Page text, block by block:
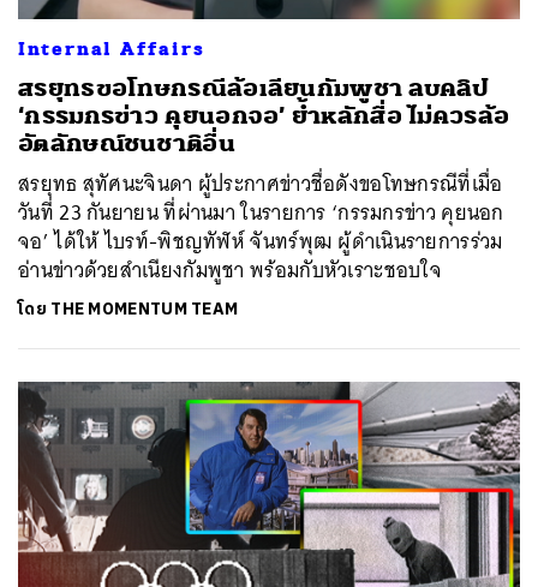
Internal Affairs
สรยุทธขอโทษกรณีล้อเลียนกัมพูชา ลบคลิป
‘กรรมกรข่าว คุยนอกจอ’ ย้ำหลักสื่อ ไม่ควรล้อ
อัตลักษณ์ชนชาติอื่น
สรยุทธ สุทัศนะจินดา ผู้ประกาศข่าวชื่อดังขอโทษกรณีที่เมื่อ
วันที่ 23 กันยายน ที่ผ่านมา ในรายการ ‘กรรมกรข่าว คุยนอก
จอ’ ได้ให้ ไบรท์-พิชญทัฬห์ จันทร์พุฒ ผู้ดำเนินรายการร่วม
อ่านข่าวด้วยสำเนียงกัมพูชา พร้อมกับหัวเราะชอบใจ
โดย THE MOMENTUM TEAM